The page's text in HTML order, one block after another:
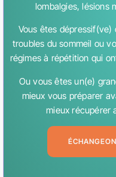
lombalgies, lésions
Vous êtes
troubles du sommeil ou
régimes à répétition qui
Ou vous êtes un(e)
mieux vous préparer
mieux récupérer